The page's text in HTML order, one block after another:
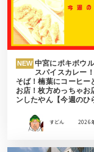
NEW 中宮にポキボウ
スパイスカレー
そば！楠葉にコーヒー
お店！枚方めっちゃお
ンしたやん【今週のひ
すどん 2026